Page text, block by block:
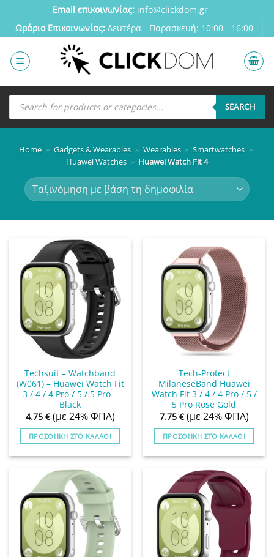
περιεχόμενο
Email επικοινωνίας: info@clickdom.gr
Ωράριο Eπικοινωνίας: Δευτέρα - Παρασκευή: 10:00 - 16:00
Αναζήτηση
προϊόντων SEARCH
Home » Gadgets & Wearables » Wearables » Smartwatches »
Huawei Watches » Huawei Watch Fit 4
Techsuit – Watchband
(W061) – Huawei Watch Fit
3 / 4 / 4 Pro / 5 / 5 Pro –
Black
4.75 € (με 24% ΦΠΑ)
ΠΡΟΣΘΉΚΗ ΣΤΟ ΚΑΛΆΘΙ
Tech-Protect
MilaneseBand Huawei
Watch Fit 3 / 4 / 4 Pro / 5 /
5 Pro Rose Gold
7.75 € (με 24% ΦΠΑ)
ΠΡΟΣΘΉΚΗ ΣΤΟ ΚΑΛΆΘΙ